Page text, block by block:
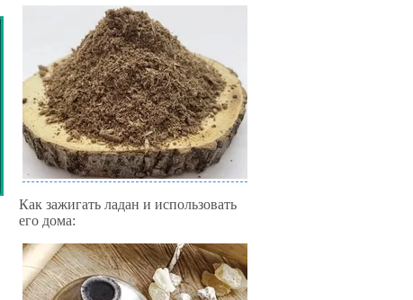
Как зажигать ладан и использовать
его дома: